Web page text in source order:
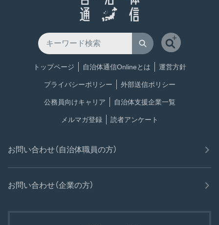
トップページ 自治体通信Onlineとは 運営方針
プライバシーポリシー 外部送信ポリシー
公務員向けキャリア 自治体支援企業一覧
メルマガ登録 読者アンケート
お問い合わせ（自治体職員の方）
お問い合わせ（企業の方）